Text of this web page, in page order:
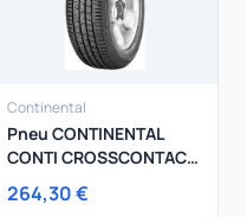
Continental
Pneu CONTINENTAL
CONTI CROSSCONTACT
LX SPORT 315/40R21
111H
264,30 €